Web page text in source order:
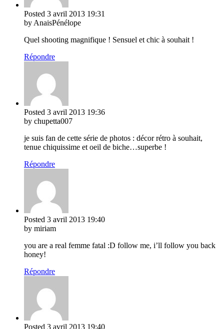
Posted 3 avril 2013 19:31
by AnaisPénélope
Quel shooting magnifique ! Sensuel et chic à souhait !
Répondre
Posted 3 avril 2013 19:36
by chupetta007
je suis fan de cette série de photos : décor rétro à souhait,
tenue chiquissime et oeil de biche…superbe !
Répondre
Posted 3 avril 2013 19:40
by miriam
you are a real femme fatal :D follow me, i’ll follow you back
honey!
Répondre
Posted 3 avril 2013 19:40